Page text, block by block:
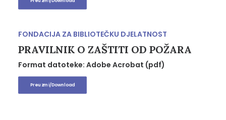
FONDACIJA ZA BIBLIOTEČKU DJELATNOST
PRAVILNIK O ZAŠTITI OD POŽARA
Format datoteke: Adobe Acrobat (pdf)
Preuzmi/Download